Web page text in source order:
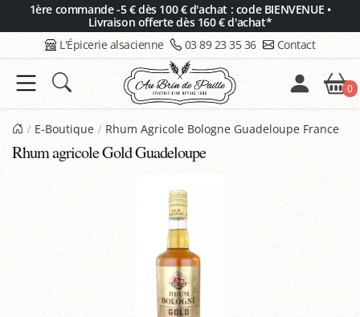
1ère commande -5 € dès 100 € d'achat : code BIENVENUE •
Livraison offerte dès 160 € d'achat*
L'Épicerie alsacienne 03 89 23 35 36 Contact
0
E-Boutique Rhum Agricole Bologne Guadeloupe France
Rhum agricole Gold Guadeloupe
Panneau de gestion des cookies